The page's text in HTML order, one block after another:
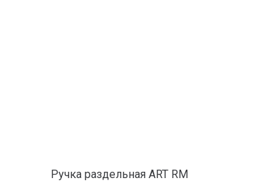
Ручка раздельная ART RM